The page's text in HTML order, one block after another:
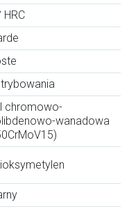
HRC
chromowo-
wanadowa